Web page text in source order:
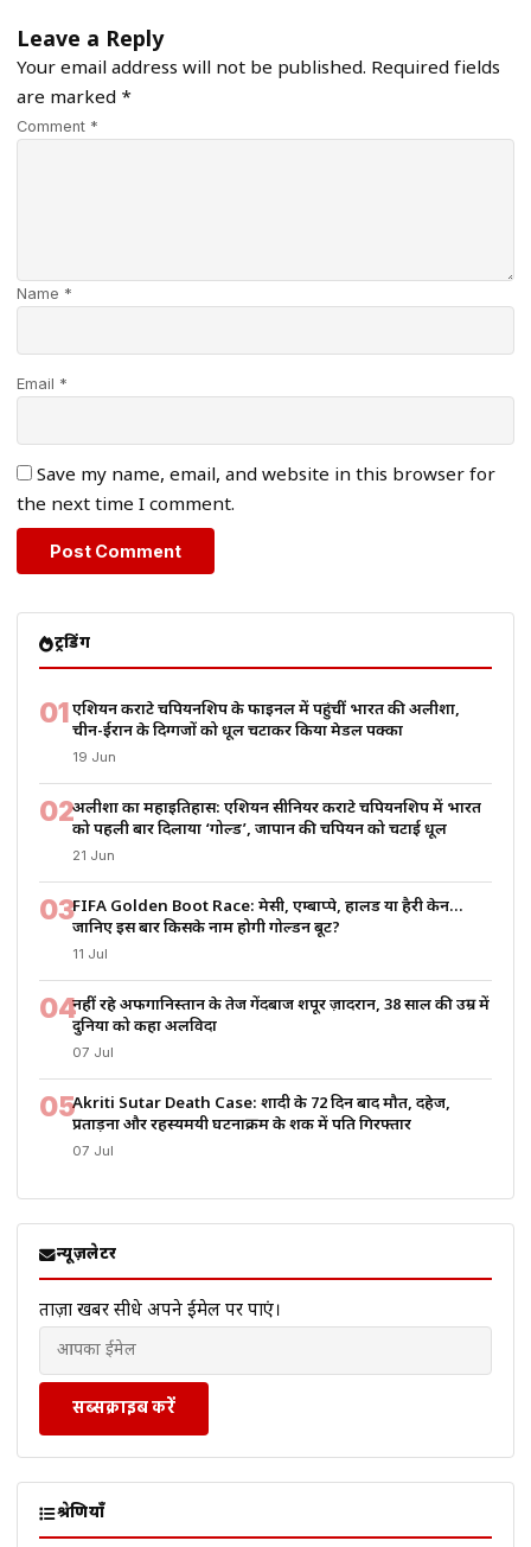
Leave a Reply
Your email address will not be published. Required fields
are marked *
Comment *
Name *
Email *
Save my name, email, and website in this browser for
the next time I comment.
ट्रेंडिंग
01एशियन कराटे चैंपियनशिप के फाइनल में पहुंचीं भारत की अलीशा,
चीन-ईरान के दिग्गजों को धूल चटाकर किया मेडल पक्का
19 Jun
02अलीशा का महाइतिहास: एशियन सीनियर कराटे चैंपियनशिप में भारत
को पहली बार दिलाया ‘गोल्ड’, जापान की चैंपियन को चटाई धूल
21 Jun
03FIFA Golden Boot Race: मेसी, एम्बाप्पे, हालैंड या हैरी केन…
जानिए इस बार किसके नाम होगी गोल्डन बूट?
11 Jul
04नहीं रहे अफगानिस्तान के तेज गेंदबाज शपूर ज़ादरान, 38 साल की उम्र में
दुनिया को कहा अलविदा
07 Jul
05Akriti Sutar Death Case: शादी के 72 दिन बाद मौत, दहेज,
प्रताड़ना और रहस्यमयी घटनाक्रम के शक में पति गिरफ्तार
07 Jul
न्यूज़लेटर
ताज़ा खबरें सीधे अपने ईमेल पर पाएं।
सब्सक्राइब करें
श्रेणियाँ